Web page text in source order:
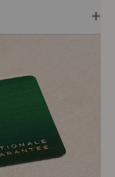
，并附上绿色印
。此认证除了证
愉悦非常。